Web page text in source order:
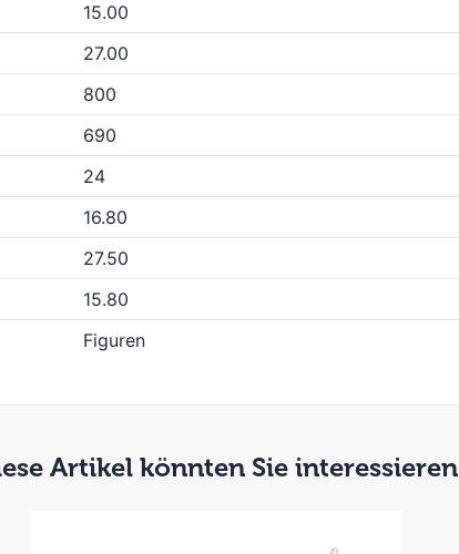
15.00
27.00
800
690
24
16.80
27.50
15.80
Figuren
Artikel könnten Sie interessieren